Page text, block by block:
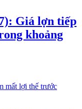
Giá lợn tiếp
khoảng